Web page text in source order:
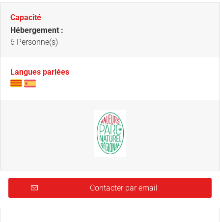
Capacité
Hébergement :
6 Personne(s)
Langues parlées
Contacter par email